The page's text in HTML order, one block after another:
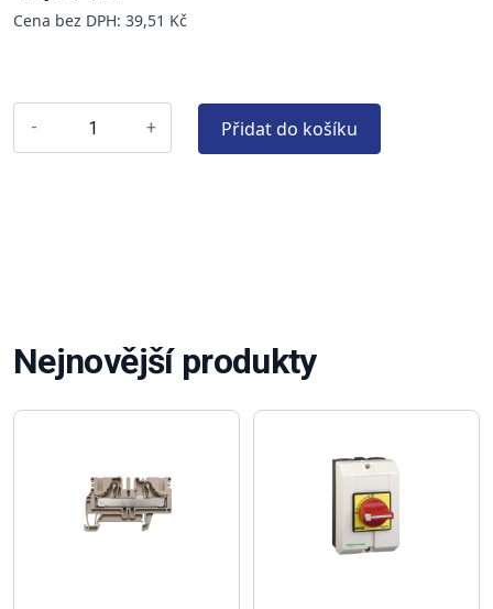
Cena bez DPH: 39,51 Kč
- + Přidat do košíku
Nejnovější produkty